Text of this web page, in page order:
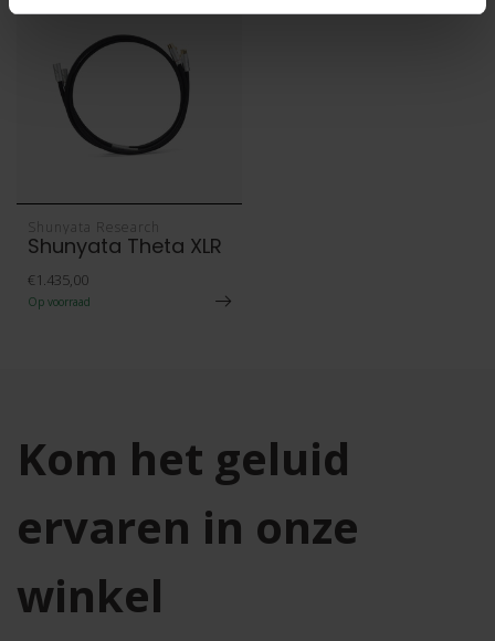
Shunyata Research
Shunyata Theta XLR
€1.435,00
Op voorraad
Kom het geluid
ervaren in onze
winkel